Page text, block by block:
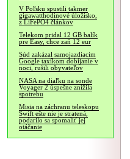
V Poľsku spustili takmer
gigawatthodinové úložisko,
z LiFePO4 článkov
Telekom pridal 12 GB balík
pre Easy, chce zaň 12 eur
Súd zakázal samojazdiacim
Google taxíkom dobíjanie v
noci, rušili obyvateľov
NASA na diaľku na sonde
Voyager 2 úspešne znížila
spotrebu
Misia na záchranu teleskopu
Swift ešte nie je stratená,
podarilo sa spomaliť jej
otáčanie